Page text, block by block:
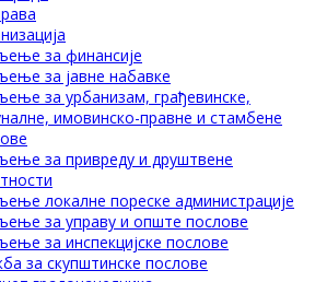
за финансије
за јавне набавке
за урбанизам, грађевинске,
имовинско-правне и стамбене
за привреду и друштвене
локалне пореске администрације
за управу и опште послове
за инспекцијске послове
за скупштинске послове